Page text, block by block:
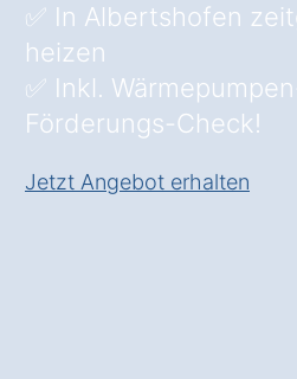
✅ In Albertshofen
heizen
✅ Inkl.
Förderungs-Check!
Jetzt Angebot erhalten